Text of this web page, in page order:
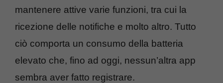
mantenere attive varie funzioni, tra cui la
ricezione delle notifiche e molto altro. Tutto
ciò comporta un consumo della batteria
elevato che, fino ad oggi, nessun’altra app
sembra aver fatto registrare.